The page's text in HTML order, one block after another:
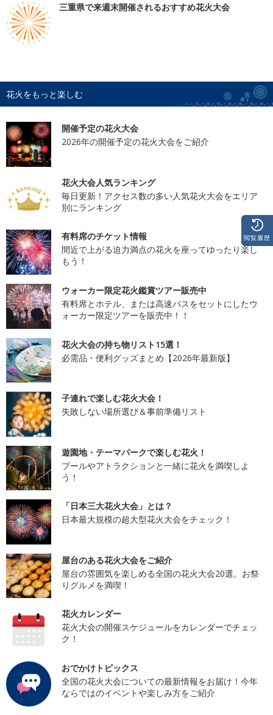
三重県で来週末開催されるおすすめ花火大会
花火をもっと楽しむ
開催予定の花火大会
2026年の開催予定の花火大会をご紹介
花火大会人気ランキング
毎日更新！アクセス数の多い人気花火大会をエリア
別にランキング
有料席のチケット情報
間近で上がる迫力満点の花火を座ってゆったり楽し
もう！
ウォーカー限定花火鑑賞ツアー販売中
有料席とホテル、または高速バスをセットにしたウ
ォーカー限定ツアーを販売中！！
花火大会の持ち物リスト15選！
必需品・便利グッズまとめ【2026年最新版】
子連れで楽しむ花火大会！
失敗しない場所選び＆事前準備リスト
遊園地・テーマパークで楽しむ花火！
プールやアトラクションと一緒に花火を満喫しよ
う！
「日本三大花火大会」とは？
日本最大規模の超大型花火大会をチェック！
屋台のある花火大会をご紹介
屋台の雰囲気を楽しめる全国の花火大会20選。お祭
りグルメを満喫！
花火カレンダー
花火大会の開催スケジュールをカレンダーでチェッ
ク！
おでかけトピックス
全国の花火大会についての最新情報をお届け！今年
ならではのイベントや楽しみ方をご紹介
閲覧履歴